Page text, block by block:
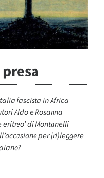
fascista in Africa
Aldo e Rosanna
eritreo’ di Montanelli
per (ri)leggere